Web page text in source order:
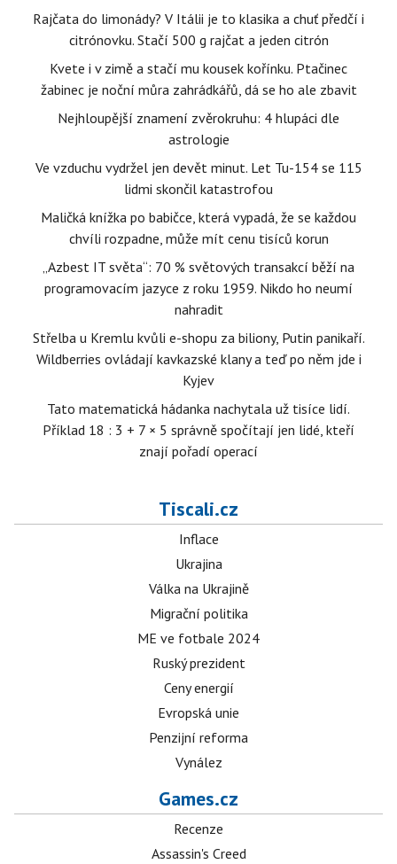
Rajčata do limonády? V Itálii je to klasika a chuť předčí i
citrónovku. Stačí 500 g rajčat a jeden citrón
Kvete i v zimě a stačí mu kousek kořínku. Ptačinec
žabinec je noční můra zahrádkářů, dá se ho ale zbavit
Nejhloupější znamení zvěrokruhu: 4 hlupáci dle
astrologie
Ve vzduchu vydržel jen devět minut. Let Tu-154 se 115
lidmi skončil katastrofou
Maličká knížka po babičce, která vypadá, že se každou
chvíli rozpadne, může mít cenu tisíců korun
„Azbest IT světa“: 70 % světových transakcí běží na
programovacím jazyce z roku 1959. Nikdo ho neumí
nahradit
Střelba u Kremlu kvůli e-shopu za biliony, Putin panikaří.
Wildberries ovládají kavkazské klany a teď po něm jde i
Kyjev
Tato matematická hádanka nachytala už tisíce lidí.
Příklad 18 : 3 + 7 × 5 správně spočítají jen lidé, kteří
znají pořadí operací
Tiscali.cz
Inflace
Ukrajina
Válka na Ukrajině
Migrační politika
ME ve fotbale 2024
Ruský prezident
Ceny energií
Evropská unie
Penzijní reforma
Vynález
Games.cz
Recenze
Assassin's Creed